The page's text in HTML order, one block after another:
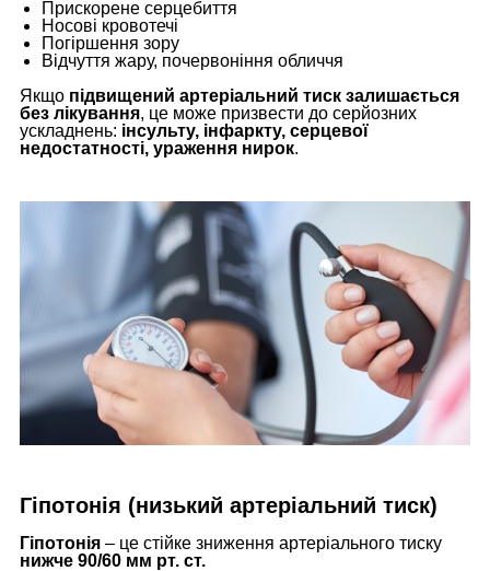
Прискорене серцебиття
Носові кровотечі
Погіршення зору
Відчуття жару, почервоніння обличчя
Якщо підвищений артеріальний тиск залишається
без лікування, це може призвести до серйозних
ускладнень: інсульту, інфаркту, серцевої
недостатності, ураження нирок.
Гіпотонія (низький артеріальний тиск)
Гіпотонія – це стійке зниження артеріального тиску
нижче 90/60 мм рт. ст.